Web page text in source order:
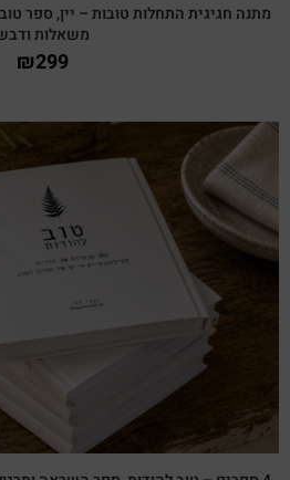
מתנה חגיגית התחלות טובות – יין, ספר
משאלות
₪299